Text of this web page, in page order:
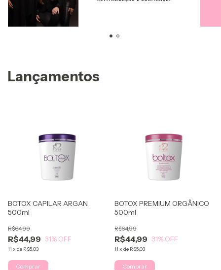
Lançamentos
BOTOX CAPILAR ARGAN
500ml
R$44,99
R$64,99
31% OFF
11 x de R$5,03
BOTOX PREMIUM ORGÂNICO
500ml
R$44,99
R$64,99
31% OFF
11 x de R$5,03